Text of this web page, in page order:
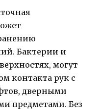
Бактерии и
могут
контакта рук с
дверными
предметами. Без